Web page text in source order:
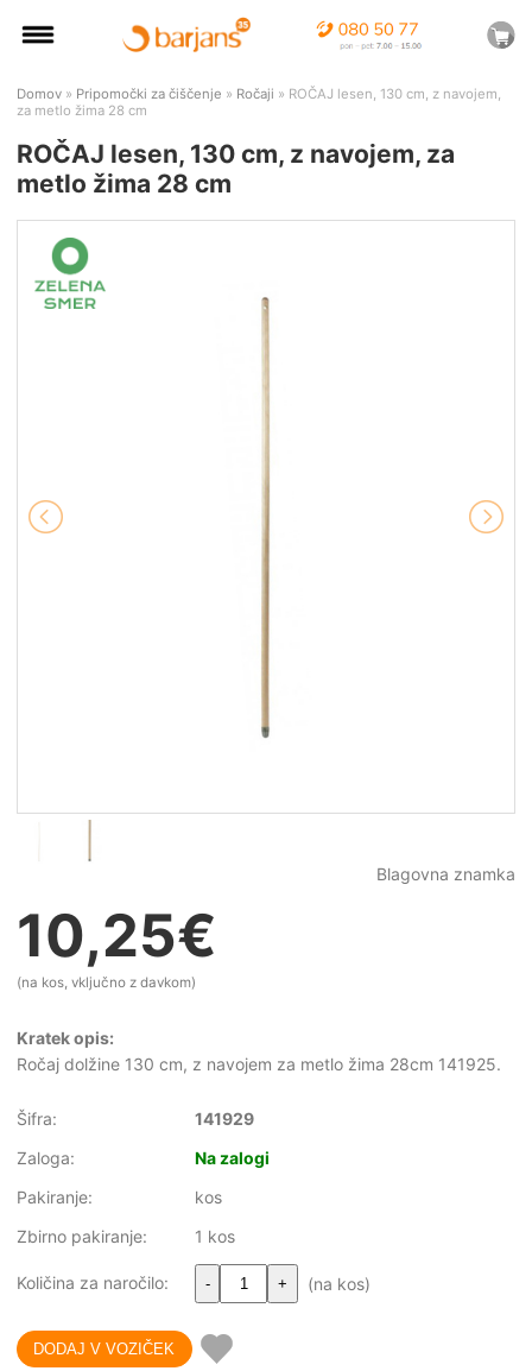
Domov » Pripomočki za čiščenje » Ročaji » ROČAJ lesen, 130 cm, z navojem,
za metlo žima 28 cm
ROČAJ lesen, 130 cm, z navojem, za
metlo žima 28 cm
Blagovna znamka
10,25€
(na kos, vključno z davkom)
Kratek opis:
Ročaj dolžine 130 cm, z navojem za metlo žima 28cm 141925.
Šifra:
141929
Zaloga:
Na zalogi
Pakiranje:
kos
Zbirno pakiranje:
1 kos
Količina za naročilo: - + (na kos)